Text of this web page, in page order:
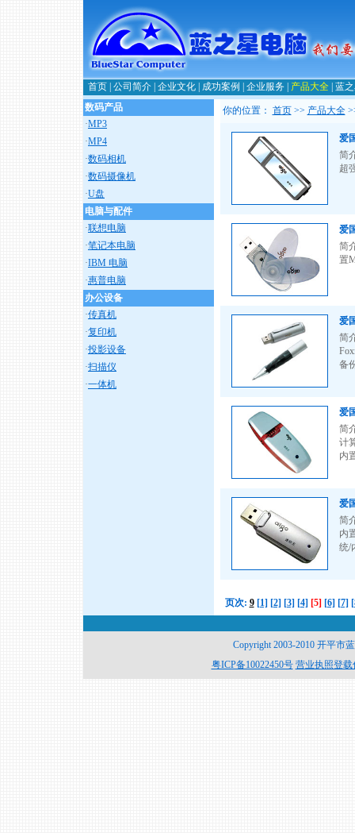
首页 公司简介 企业文化 成功案例 企业服务 产品大全 蓝
数码产品
·MP3
·MP4
·数码相机
·数码摄像机
·U盘
电脑与配件
·联想电脑
·笔记本电脑
·IBM 电脑
·惠普电脑
办公设备
·传真机
·复印机
·投影设备
·扫描仪
·一体机
你的位置： 首页>> 产品大全
爱
简
超
爱
简
置
爱
简
备
爱
简
计
内
爱
简
内
统/
页次: 9 [1] [2] [3] [4] [5] [6] [7]
Copyright 2003-2010 开平市
粤ICP备10022450号 营业执照登载